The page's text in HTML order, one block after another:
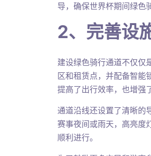
导，确保世界杯期间绿色
2、完善设
建设绿色骑行通道不仅仅
区和租赁点，并配备智能
提高了出行效率，也增强
通道沿线还设置了清晰的
赛事夜间或雨天，高亮度
顺利进行。